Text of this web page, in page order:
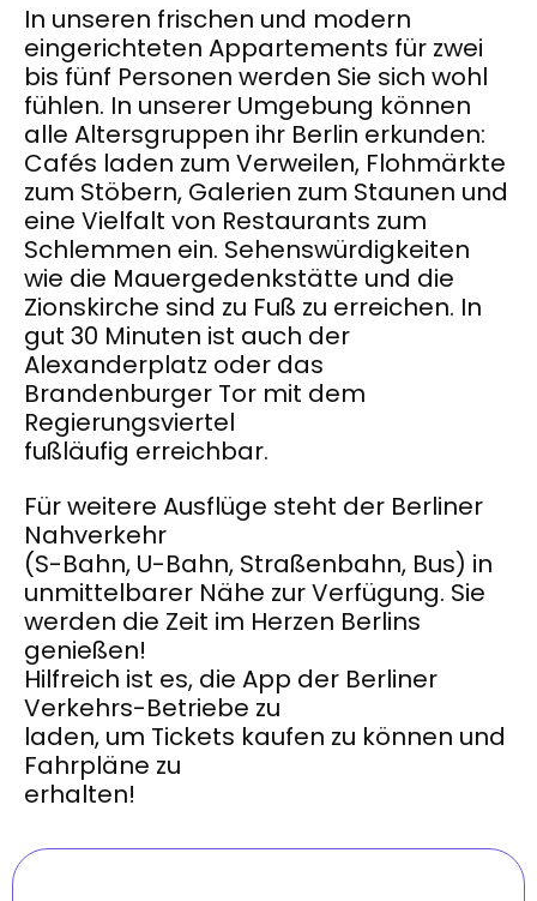
In unseren frischen und modern
eingerichteten Appartements für zwei
bis fünf Personen werden Sie sich wohl
fühlen. In unserer Umgebung können
alle Altersgruppen ihr Berlin erkunden:
Cafés laden zum Verweilen, Flohmärkte
zum Stöbern, Galerien zum Staunen und
eine Vielfalt von Restaurants zum
Schlemmen ein. Sehenswürdigkeiten
wie die Mauergedenkstätte und die
Zionskirche sind zu Fuß zu erreichen. In
gut 30 Minuten ist auch der
Alexanderplatz oder das
Brandenburger Tor mit dem
Regierungsviertel
fußläufig erreichbar.
Für weitere Ausflüge steht der Berliner
Nahverkehr
(S-Bahn, U-Bahn, Straßenbahn, Bus) in
unmittelbarer Nähe zur Verfügung. Sie
werden die Zeit im Herzen Berlins
genießen!
Hilfreich ist es, die App der Berliner
Verkehrs-Betriebe zu
laden, um Tickets kaufen zu können und
Fahrpläne zu
erhalten!